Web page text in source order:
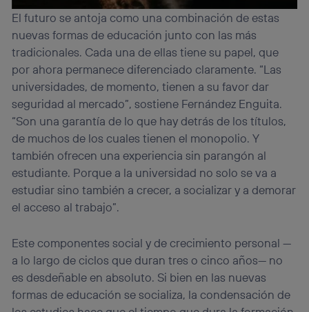
El futuro se antoja como una combinación de estas
nuevas formas de educación junto con las más
tradicionales. Cada una de ellas tiene su papel, que
por ahora permanece diferenciado claramente. “Las
universidades, de momento, tienen a su favor dar
seguridad al mercado”, sostiene Fernández Enguita.
“Son una garantía de lo que hay detrás de los títulos,
de muchos de los cuales tienen el monopolio. Y
también ofrecen una experiencia sin parangón al
estudiante. Porque a la universidad no solo se va a
estudiar sino también a crecer, a socializar y a demorar
el acceso al trabajo”.
Este componentes social y de crecimiento personal —
a lo largo de ciclos que duran tres o cinco años— no
es desdeñable en absoluto. Si bien en las nuevas
formas de educación se socializa, la condensación de